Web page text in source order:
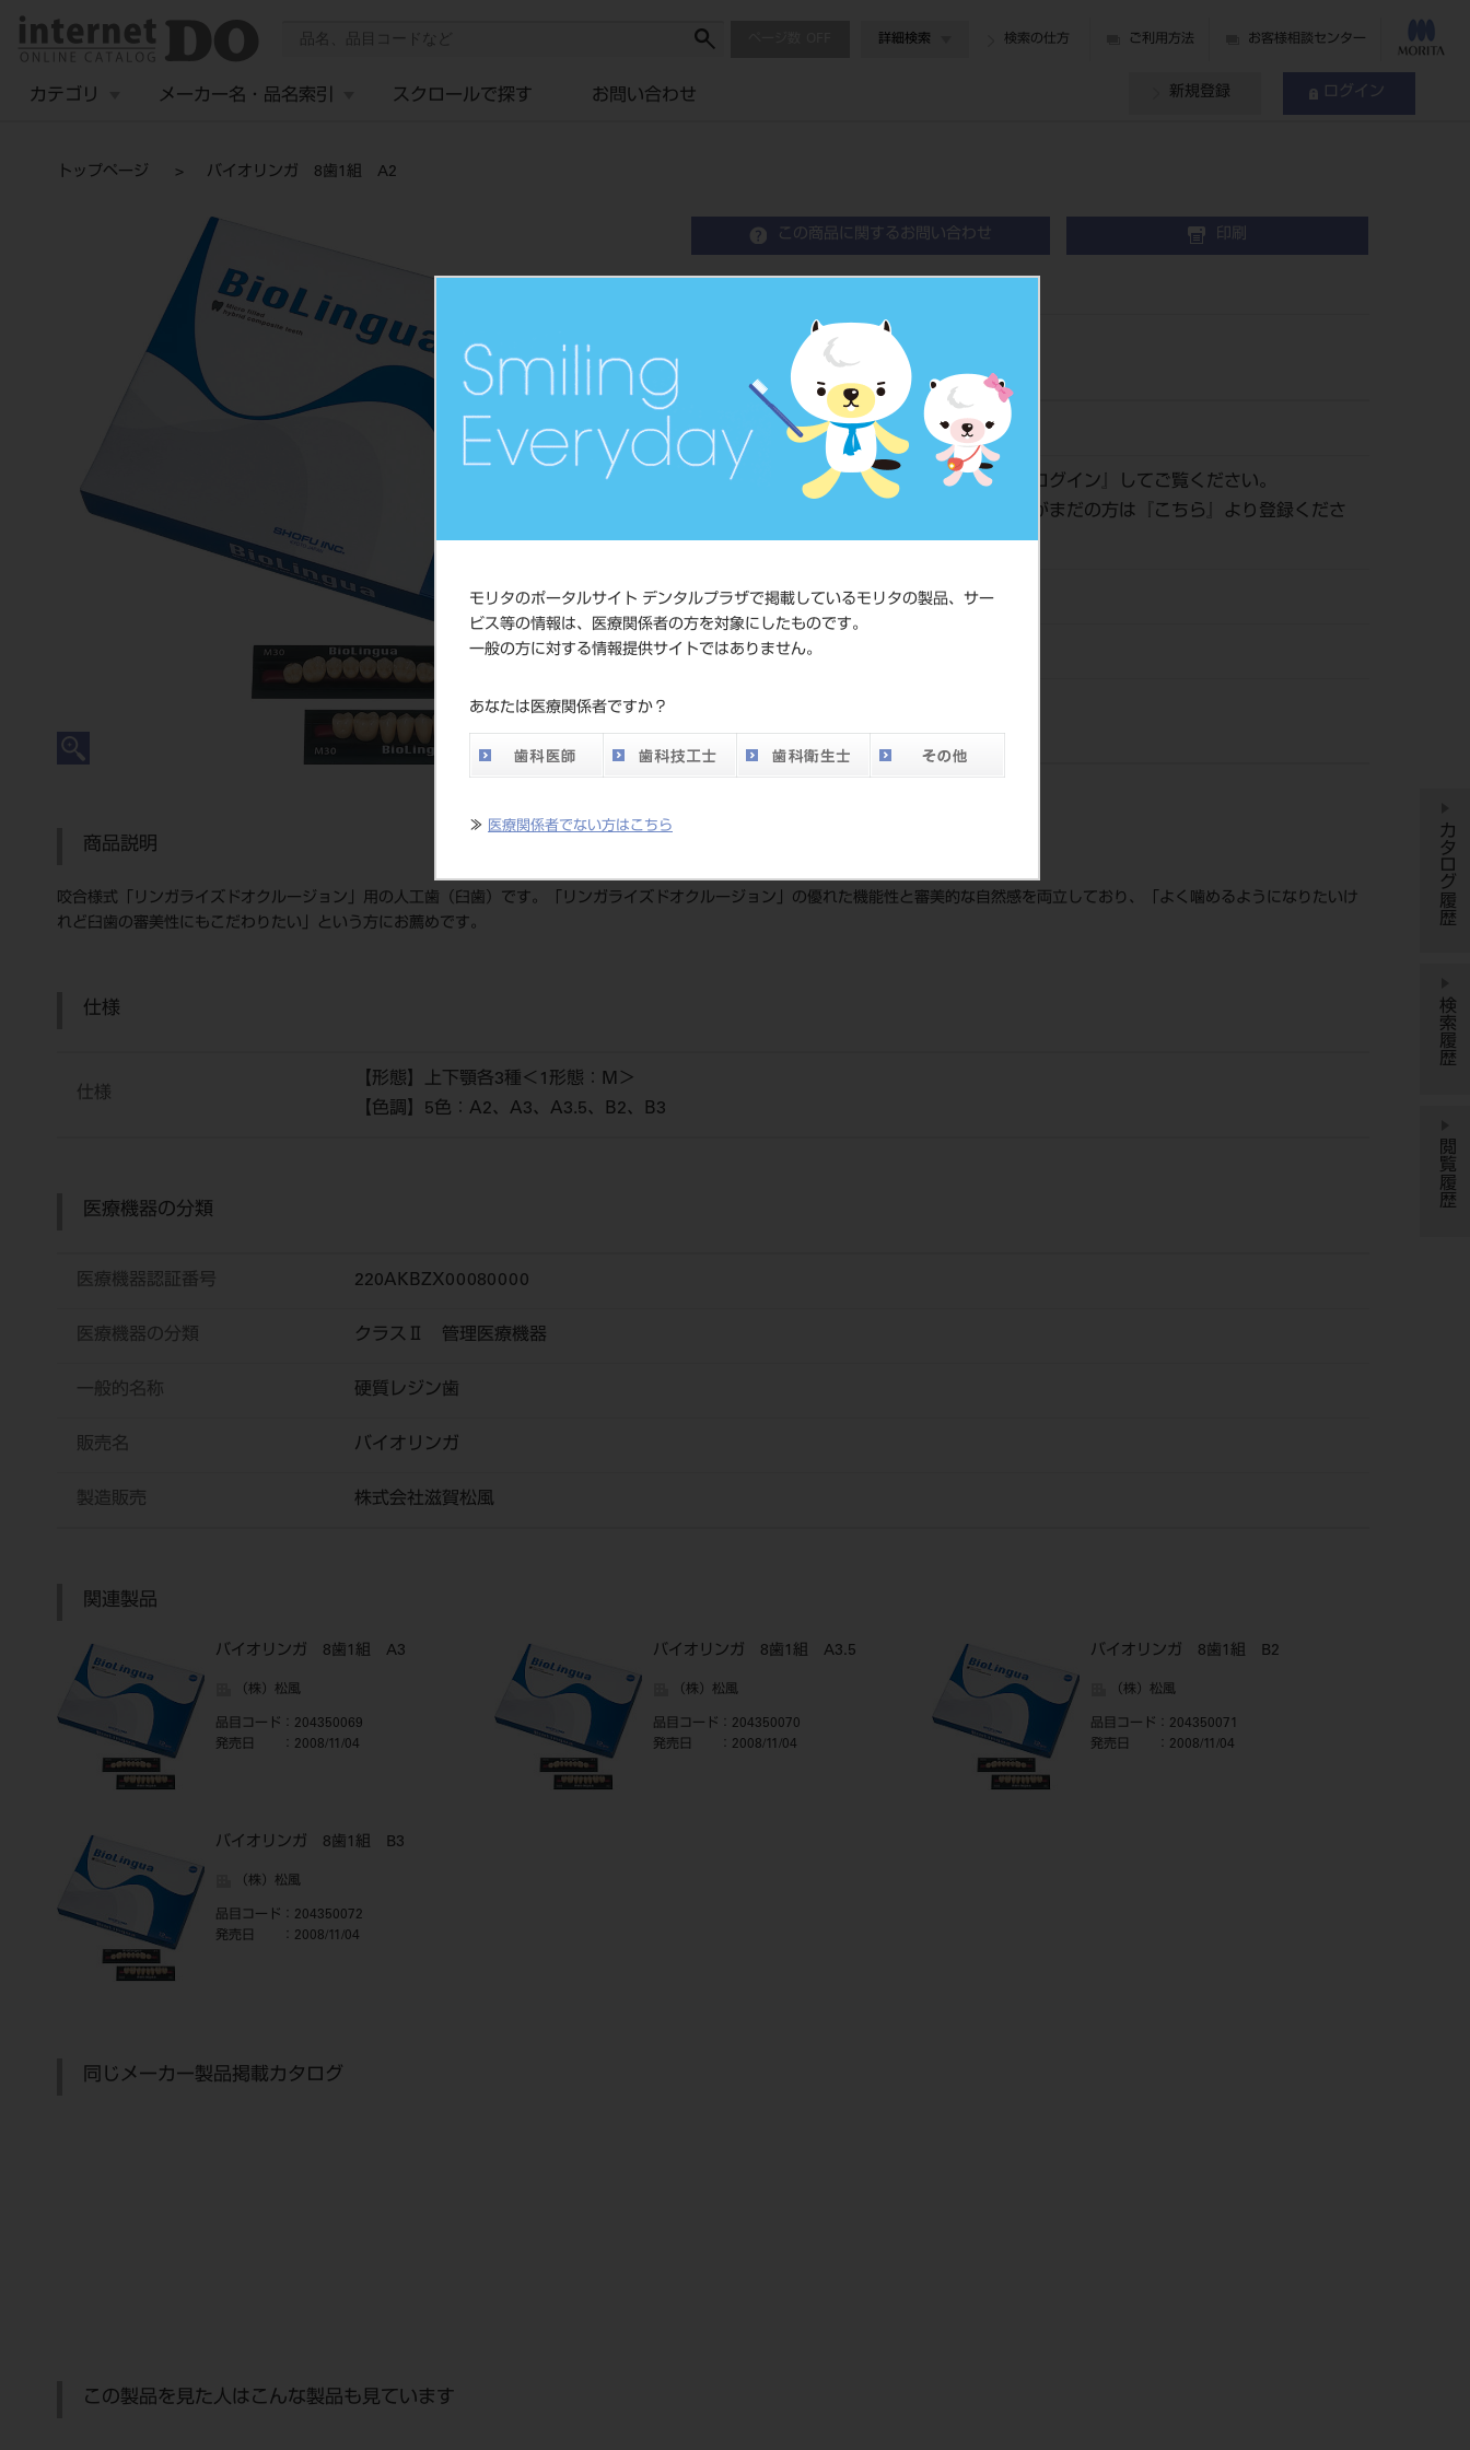
モリタのポータルサイト デンタルプラザで掲載しているモリタの製品、サー
ビス等の情報は、医療関係者の方を対象にしたものです。
一般の方に対する情報提供サイトではありません。
あなたは医療関係者ですか？
≫ 医療関係者でない方はこちら
詳細検索 検索の仕方 ご利用方法 お客様相談センター
カテゴリ メーカー名・品名索引 スクロールで探す お問い合わせ 新規登録 ログイン
トップページ バイオリンガ 8歯1組 A2
この商品に関するお問い合わせ 印刷
Micro Filled Hybrid Composite Teeth
硬質レジン歯
品目コード 204350068
価格の確認は『 ログイン 』してご覧ください。
ネット会員登録がまだの方は『
こちら
』より登録くださ
い。
発売日 2008/11/04
メーカー
ジ
商品説明
咬合様式「リンガライズドオクルージョン」用の人工歯（臼歯）です。「リンガライズドオクルージョン」の優れた機能性と審美的な自然感を両立しており、「よく噛めるようになりたいけ
れど臼歯の審美性にもこだわりたい」という方にお薦めです。
仕様
仕様
【形態】上下顎各3種＜1形態：M＞
【色調】5色：A2、A3、A3.5、B2、B3
医療機器の分類
医療機器認証番号 220AKBZX00080000
医療機器の分類 クラスⅡ 管理医療機器
一般的名称 硬質レジン歯
販売名 バイオリンガ
製造販売 株式会社滋賀松風
関連製品
バイオリンガ 8歯1組 A3
（株）松風
品目コード ：204350069
発売日
：2008/11/04
バイオリンガ 8歯1組 A3.5
（株）松風
品目コード ：204350070
発売日
：2008/11/04
バイオリンガ 8歯1組 B2
（株）松風
品目コード ：204350071
発売日
：2008/11/04
バイオリンガ 8歯1組 B3
（株）松風
品目コード ：204350072
発売日
：2008/11/04
同じメーカー製品掲載カタログ
この製品を見た人はこんな製品も見ています
カタログ履歴
検索履歴
閲覧履歴